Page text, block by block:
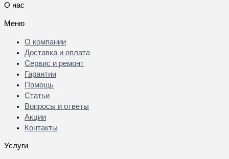
О нас
Меню
О компании
Доставка и оплата
Сервис и ремонт
Гарантии
Помощь
Статьи
Вопросы и ответы
Акции
Контакты
Услуги